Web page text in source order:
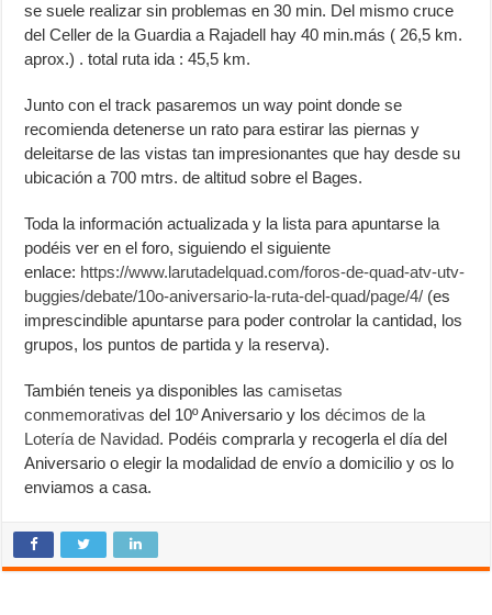
se suele realizar sin problemas en 30 min. Del mismo cruce
del Celler de la Guardia a Rajadell hay 40 min.más ( 26,5 km.
aprox.) . total ruta ida : 45,5 km.
Junto con el track pasaremos un way point donde se
recomienda detenerse un rato para estirar las piernas y
deleitarse de las vistas tan impresionantes que hay desde su
ubicación a 700 mtrs. de altitud sobre el Bages.
Toda la información actualizada y la lista para apuntarse la
podéis ver en el foro, siguiendo el siguiente
enlace: https://www.larutadelquad.com/foros-de-quad-atv-utv-
buggies/debate/10o-aniversario-la-ruta-del-quad/page/4/ (es
imprescindible apuntarse para poder controlar la cantidad, los
grupos, los puntos de partida y la reserva).
También teneis ya disponibles lascamisetas
conmemorativas del 10º Aniversario y losdécimos de la
Lotería de Navidad. Podéis comprarla y recogerla el día del
Aniversario o elegir la modalidad de envío a domicilio y os lo
enviamos a casa.